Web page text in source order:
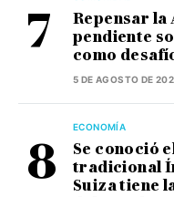
Repensar la
pendiente
como
5 DE AGOSTO DE
ECONOMÍA
Se conoció
tradicional
Suiza tiene